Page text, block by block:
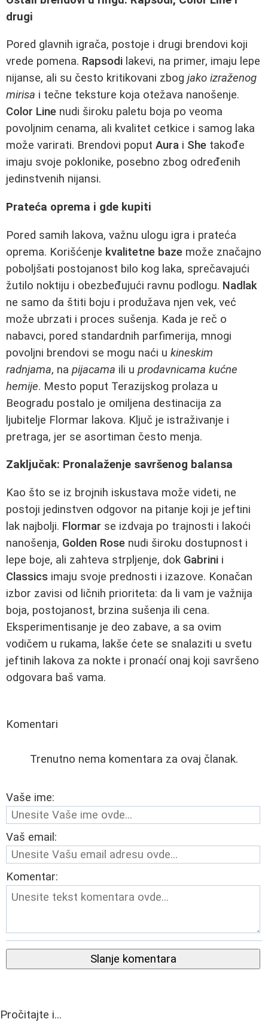
drugi
Pored glavnih igrača, postoje i drugi brendovi koji
vrede pomena. Rapsodi lakevi, na primer, imaju lepe
nijanse, ali su često kritikovani zbog jako izraženog
mirisa i tečne teksture koja otežava nanošenje.
Color Line nudi široku paletu boja po veoma
povoljnim cenama, ali kvalitet cetkice i samog laka
može varirati. Brendovi poput Aura i She takođe
imaju svoje poklonike, posebno zbog određenih
jedinstvenih nijansi.
Prateća oprema i gde kupiti
Pored samih lakova, važnu ulogu igra i prateća
oprema. Korišćenje kvalitetne baze može značajno
poboljšati postojanost bilo kog laka, sprečavajući
žutilo noktiju i obezbeđujući ravnu podlogu. Nadlak
ne samo da štiti boju i produžava njen vek, već
može ubrzati i proces sušenja. Kada je reč o
nabavci, pored standardnih parfimerija, mnogi
povoljni brendovi se mogu naći u kineskim
radnjama, na pijacama ili u prodavnicama kućne
hemije. Mesto poput Terazijskog prolaza u
Beogradu postalo je omiljena destinacija za
ljubitelje Flormar lakova. Ključ je istraživanje i
pretraga, jer se asortiman često menja.
Zaključak: Pronalaženje savršenog balansa
Kao što se iz brojnih iskustava može videti, ne
postoji jedinstven odgovor na pitanje koji je jeftini
lak najbolji. Flormar se izdvaja po trajnosti i lakoći
nanošenja, Golden Rose nudi široku dostupnost i
lepe boje, ali zahteva strpljenje, dok Gabrini i
Classics imaju svoje prednosti i izazove. Konačan
izbor zavisi od ličnih prioriteta: da li vam je važnija
boja, postojanost, brzina sušenja ili cena.
Eksperimentisanje je deo zabave, a sa ovim
vodičem u rukama, lakše ćete se snalaziti u svetu
jeftinih lakova za nokte i pronaćí onaj koji savršeno
odgovara baš vama.
Komentari
Trenutno nema komentara za ovaj članak.
Vaše ime:
Vaš email:
Komentar:
Slanje komentara
Pročitajte i...